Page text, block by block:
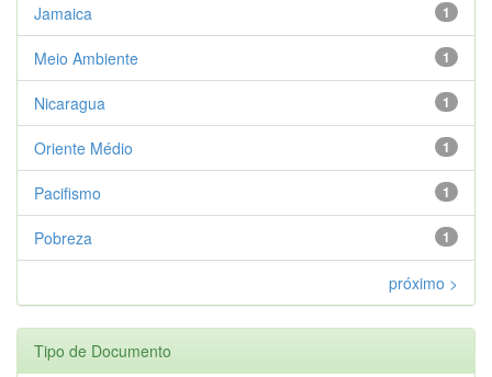
1
Jamaica
1
Meio Ambiente
1
Nicaragua
1
Oriente Médio
1
Pacifismo
1
Pobreza
próximo >
Tipo de Documento